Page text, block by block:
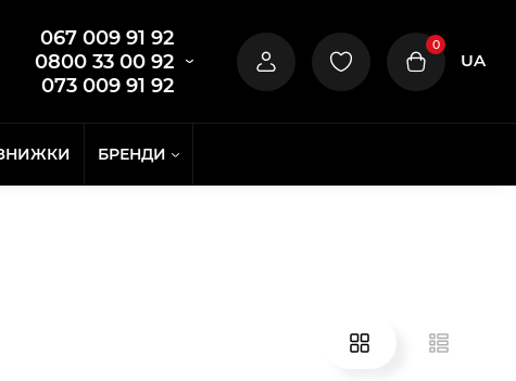
067 009 91 92
0800 33 00 92
073 009 91 92
0
UA
БРЕНДИ